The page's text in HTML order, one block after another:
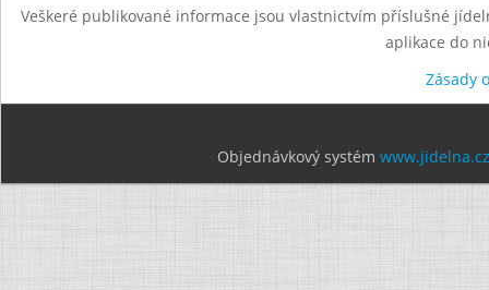
Veškeré publikované informace jsou vlastnictvím příslušné
aplikace do
Zásady
Objednávkový systém www.jidelna.cz